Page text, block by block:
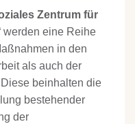
Zentrum für
werden eine Reihe
in den
als auch der
beinhalten die
bestehender
der